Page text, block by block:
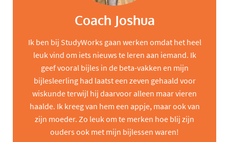
Coach Joshua
Ik ben bij StudyWorks gaan werken omdat het heel
leuk vind om iets nieuws te leren aan iemand. Ik
geef vooral bijles in de beta-vakken en mijn
bijlesleerling had laatst een zeven gehaald voor
wiskunde terwijl hij daarvoor alleen maar vieren
haalde. Ik kreeg van hem een appje, maar ook van
zijn moeder. Zo leuk om te merken hoe blij zijn
ouders ook met mijn bijlessen waren!